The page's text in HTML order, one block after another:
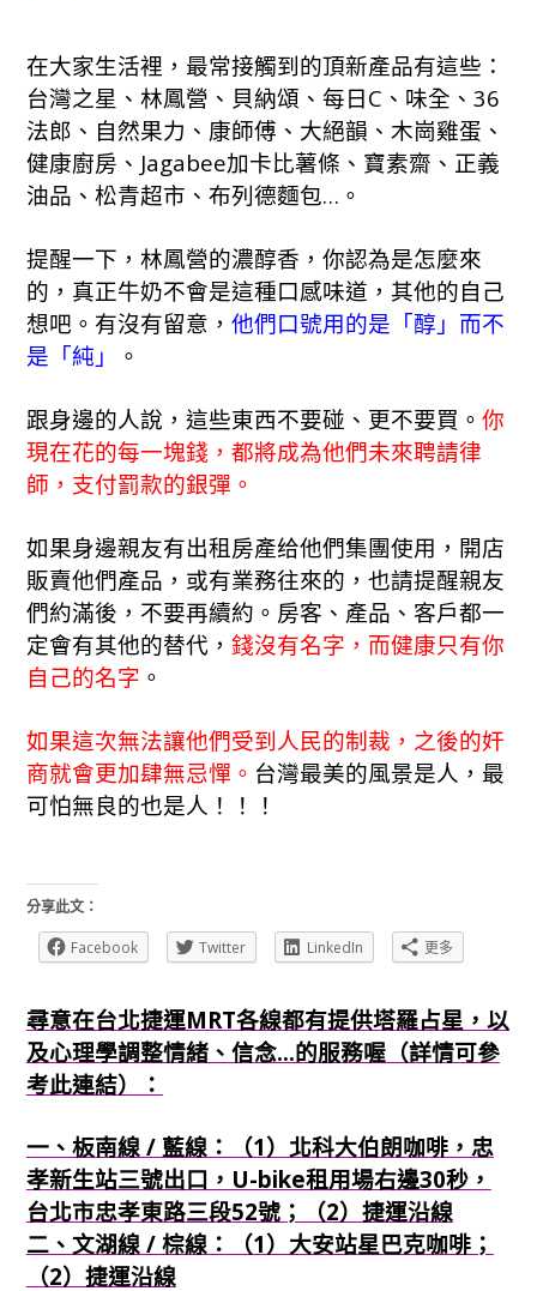
在大家生活裡，最常接觸到的頂新產品有這些：
台灣之星、林鳳營、貝納頌、每日C、味全、36
法郎、自然果力、康師傅、大絕韻、木崗雞蛋、
健康廚房、Jagabee加卡比薯條、寶素齋、正義
油品、松青超市、布列德麵包…。
提醒一下，林鳳營的濃醇香，你認為是怎麼來
的，真正牛奶不會是這種口感味道，其他的自己
想吧。有沒有留意， 他們口號用的是「醇」而不
是「純」
。
跟身邊的人說，這些東西不要碰、更不要買。 你
現在花的每一塊錢，都將成為他們未來聘請律
師，支付罰款的銀彈。
如果身邊親友有出租房產给他們集團使用，開店
販賣他們產品，或有業務往來的，也請提醒親友
們約滿後，不要再續約。房客、產品、客戶都一
定會有其他的替代， 錢沒有名字，而健康只有你
自己的名字 。
如果這次無法讓他們受到人民的制裁，之後的奸
商就會更加肆無忌憚。 台灣最美的風景是人，最
可怕無良的也是人！！！
分享此文：
Facebook
Twitter LinkedIn 更多
尋意在台北捷運MRT各線都有提供塔羅占星，以
及心理學調整情緒、信念...的服務喔（詳情可參
考此連結）：
一、板南線 / 藍線：（1）北科大伯朗咖啡，忠
孝新生站三號出口，U-bike租用場右邊30秒，
台北市忠孝東路三段52號；（2）捷運沿線
二、文湖線 / 棕線：（1）大安站星巴克咖啡；
（2）捷運沿線